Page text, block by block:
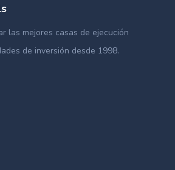
las mejores casas de ejecución
de inversión desde 1998.